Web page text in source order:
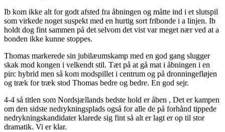
Ib kom ikke alt for godt afsted fra åbningen og måtte ind i et slutspil
som virkede noget suspekt med en hurtig sort fribonde i a linjen. Ib
holdt dog fint sammen på det selvom det vist var meget nær ved at a
bonden ikke kunne stoppes.
Thomas markerede sin jubilæumskamp med en god gang slugger
skak mod kongen i velkendt stil. Tæt på at gå mat i åbningen i en
pirc hybrid men så kom modspillet i centrum og på dronningefløjen
og træk for træk stod Thomas bedre og bedre. En god sejr.
4-4 så titlen som Nordsjællands bedste hold er åben , Det er kampen
om den sidste nedrykningsplads også for alle de på forhånd tippede
nedrykningskandidater klarede sig fint så alt er lagt er op til stor
dramatik. Vi er klar.